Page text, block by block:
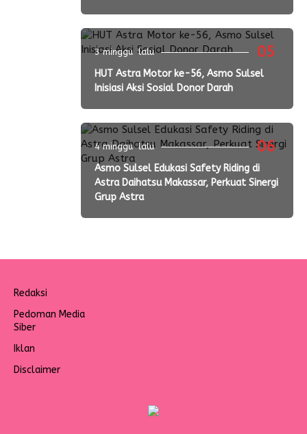
05
3 minggu lalu
HUT Astra Motor ke-56, Asmo Sulsel
Inisiasi Aksi Sosial Donor Darah
06
4 minggu lalu
Asmo Sulsel Edukasi Safety Riding di
Astra Daihatsu Makassar, Perkuat Sinergi
Grup Astra
Redaksi
Pedoman Media
Siber
Iklan
Disclaimer